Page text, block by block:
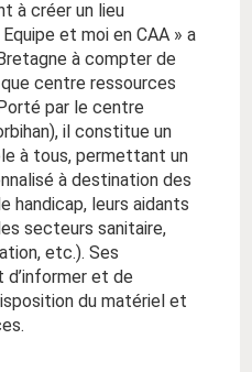
à créer un lieu
et moi en CAA » a
à compter de
centre ressources
par le centre
il constitue un
à tous, permettant un
à destination des
handicap, leurs aidants
secteurs sanitaire,
etc.). Ses
d’informer et de
du matériel et